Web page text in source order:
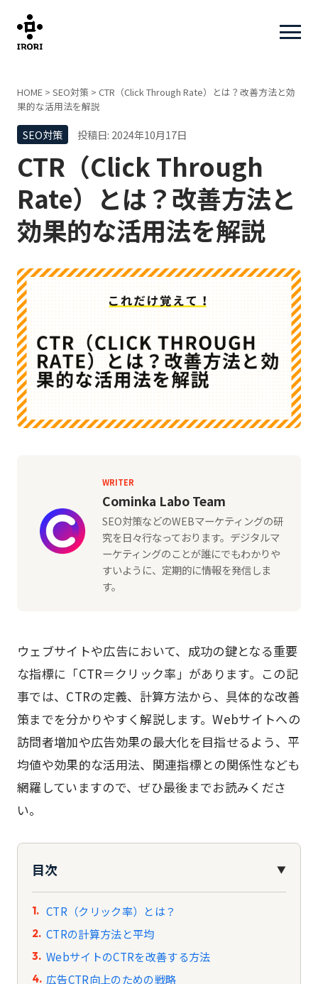
HOME > SEO対策 > CTR（Click Through Rate）とは？改善方法と効
果的な活用法を解説
SEO対策 投稿日: 2024年10月17日
CTR（Click Through
Rate）とは？改善方法と
効果的な活用法を解説
WRITER
Cominka Labo Team
SEO対策などのWEBマーケティングの研
究を日々行なっております。デジタルマ
ーケティングのことが誰にでもわかりや
すいように、定期的に情報を発信しま
す。
ウェブサイトや広告において、成功の鍵となる重要
な指標に「CTR＝クリック率」があります。この記
事では、CTRの定義、計算方法から、具体的な改善
策までを分かりやすく解説します。Webサイトへの
訪問者増加や広告効果の最大化を目指せるよう、平
均値や効果的な活用法、関連指標との関係性なども
網羅していますので、ぜひ最後までお読みくださ
い。
目次 ▼
CTR（クリック率）とは？
CTRの計算方法と平均
WebサイトのCTRを改善する方法
広告CTR向上のための戦略